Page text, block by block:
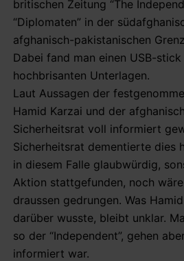
britischen Zeitung “The
“Diplomaten” in der
afghanisch-pakistanischen
Dabei fand man einen USB-
hochbrisanten Unterlagen.
Laut Aussagen der
Hamid Karzai und der
Sicherheitsrat voll informiert
Sicherheitsrat dementierte dies
in diesem Falle glaubwürdig,
Aktion stattgefunden, noch
draussen gedrungen. Was
darüber wusste, bleibt unklar.
so der “Independent”, gehen
informiert war.